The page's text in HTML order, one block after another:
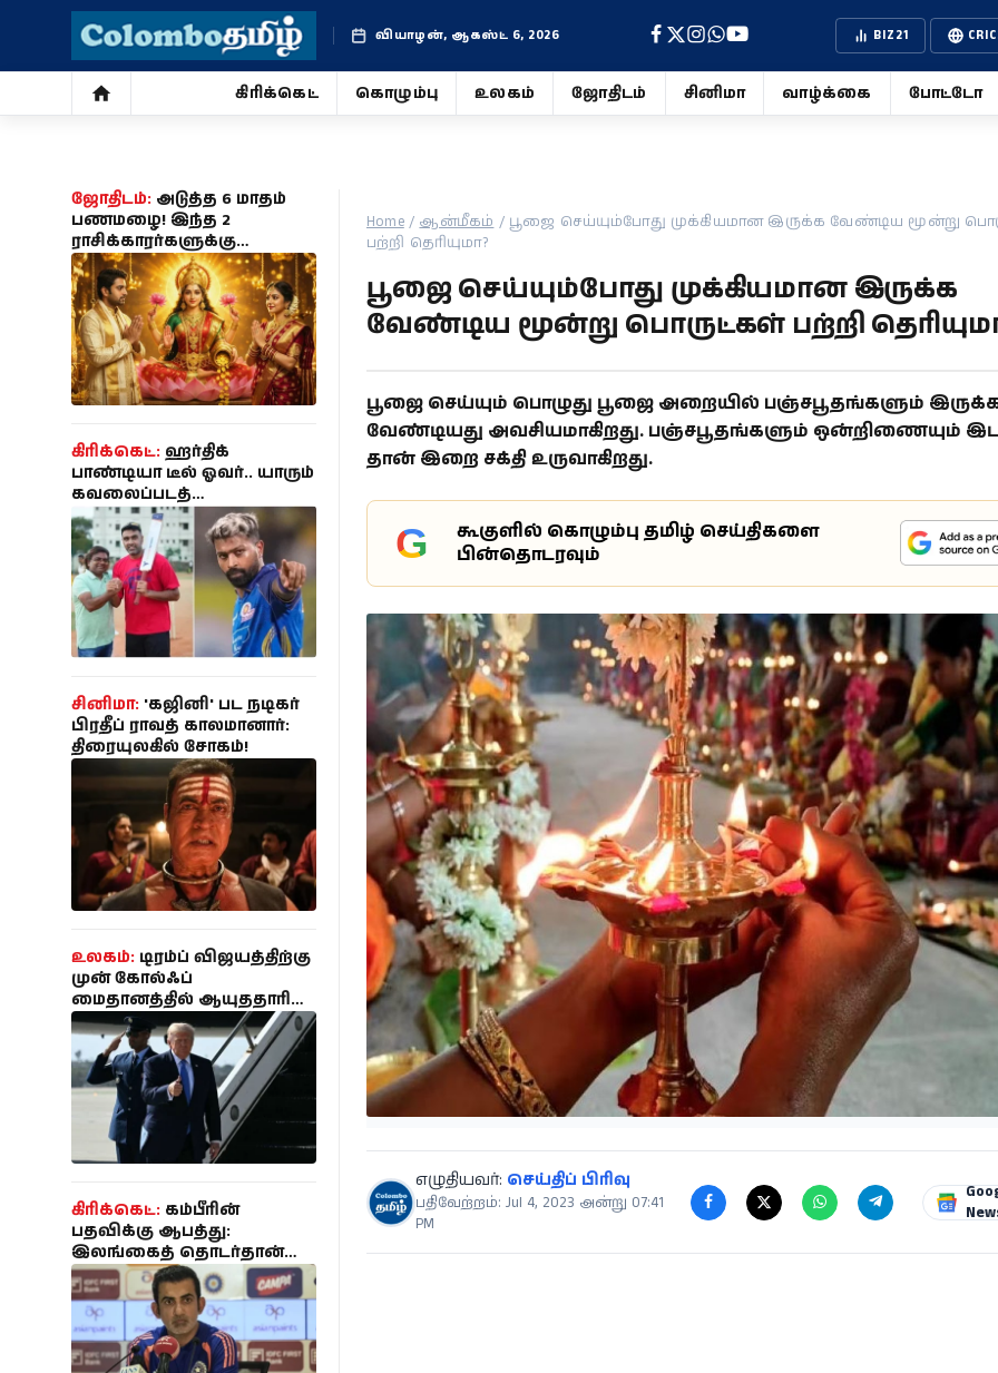
வியாழன், ஆகஸ்ட் 6, 2026 BIZ21
கிரிக்கெட் கொழும்பு உலகம் ஜோதிடம் சினிமா வாழ்க்கை போட்டோ
கொழும்பு
உலகம்
ஜோதிடம்
சினிமா
போட்டோ
கால்பந்து
ஆன்மீகம்
ஜோதிடம்: அடுத்த 6 மாதம்
பணமழை! இந்த 2
ராசிக்காரர்களுக்கு
ராஜயோகம் ஆரம்பம் - உங்க
ராசி இருக்கா?
கிரிக்கெட்: ஹர்திக்
பாண்டியா டீல் ஓவர்.. யாரும்
கவலைப்படத்
தேவையில்லை..
உண்மையை சொன்ன
அஸ்வின் நண்பர்!
சினிமா: 'கஜினி' பட நடிகர்
பிரதீப் ராவத் காலமானார்:
திரையுலகில் சோகம்!
உலகம்: டிரம்ப் விஜயத்திற்கு
முன் கோல்ஃப்
மைதானத்தில் ஆயுததாரி
கைது - பாதுகாப்பு
திட்டமிடலை
கண்காணித்ததாக
குற்றச்சாட்டு!
கிரிக்கெட்: கம்பீரின்
பதவிக்கு ஆபத்து:
இலங்கைத் தொடர்தான்
கடைசியா? - கடுமையான
அதிருப்தியில் பிசிசிஐ!
Home/ஆன்மீகம்/ பூஜை செய்யும்போது முக்கியமான இருக்க வேண்டிய மூன்று
பற்றி தெரியுமா?
பூஜை செய்யும்போது முக்கியமான இருக்க
வேண்டிய மூன்று பொருட்கள் பற்றி
பூஜை செய்யும் பொழுது பூஜை அறையில் பஞ்சபூதங்களும்
வேண்டியது அவசியமாகிறது. பஞ்சபூதங்களும் ஒன்றிணையும்
தான் இறை சக்தி உருவாகிறது.
G
கூகுளில் கொழும்பு தமிழ் செய்திகளை
பின்தொடரவும்
எழுதியவர்: செய்திப் பிரிவு
பதிவேற்றம்: Jul 4, 2023 அன்று 07:41
PM